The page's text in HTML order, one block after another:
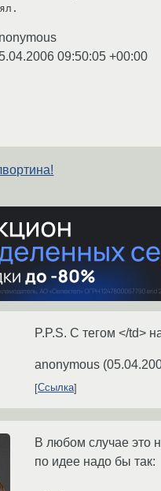
09:50:05 +00:00
P.P.S. С тегом </td>
anonymous (
Ссылка
В любом случае это
по идее надо бы так: